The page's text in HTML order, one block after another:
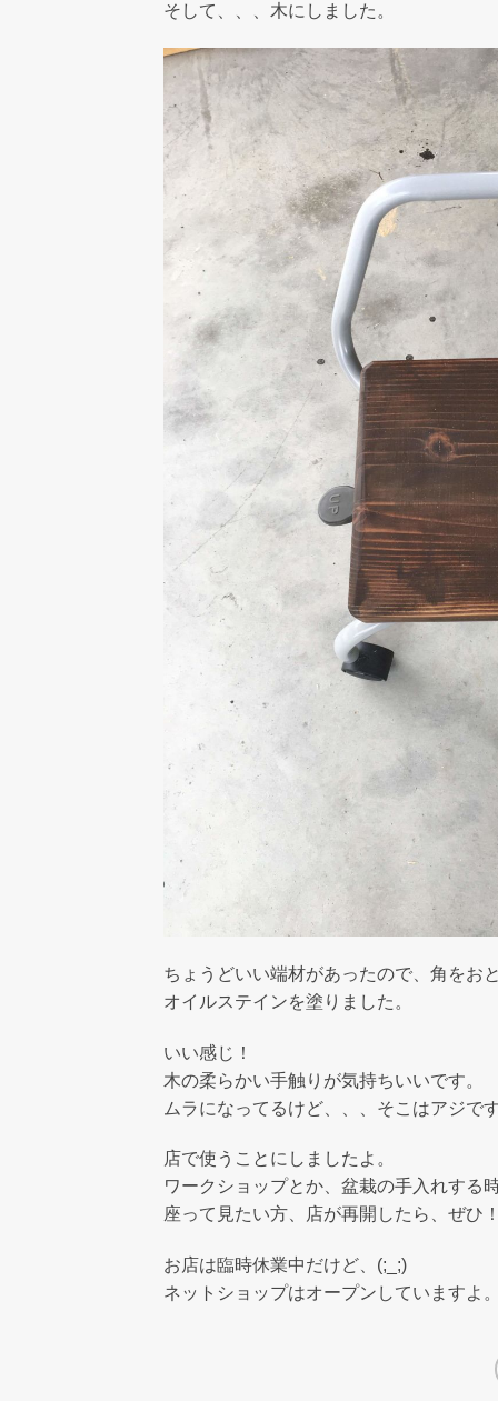
そして、、、木にしました。
ちょうどいい端材があったので、角をお
オイルステインを塗りました。
いい感じ！
木の柔らかい手触りが気持ちいいです。
ムラになってるけど、、、そこはアジで
店で使うことにしましたよ。
ワークショップとか、盆栽の手入れする
座って見たい方、店が再開したら、ぜひ
お店は臨時休業中だけど、(;_;)
ネットショップはオープンしていますよ